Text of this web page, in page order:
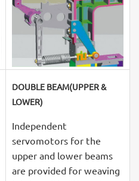
DOUBLE BEAM(UPPER &
LOWER)
Independent
servomotors for the
upper and lower beams
are provided for weaving